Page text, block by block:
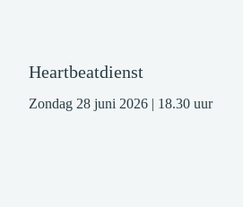
Heartbeatdienst
Zondag 28 juni 2026 | 18.30 uur